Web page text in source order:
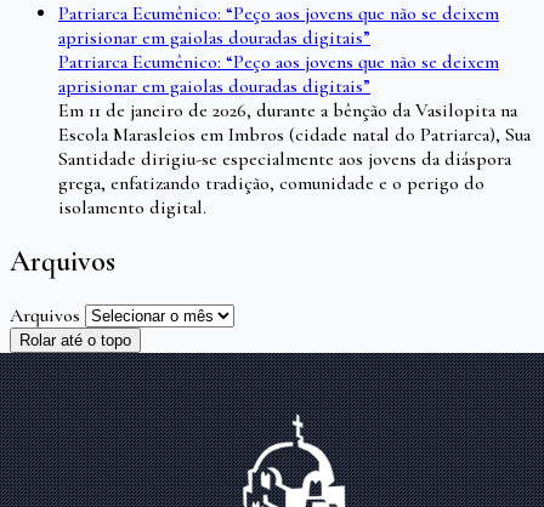
Patriarca Ecumênico: “Peço aos jovens que não se deixem
aprisionar em gaiolas douradas digitais”
Patriarca Ecumênico: “Peço aos jovens que não se deixem
aprisionar em gaiolas douradas digitais”
Em 11 de janeiro de 2026, durante a bênção da Vasilopita na
Escola Marasleios em Imbros (cidade natal do Patriarca), Sua
Santidade dirigiu-se especialmente aos jovens da diáspora
grega, enfatizando tradição, comunidade e o perigo do
isolamento digital.
Arquivos
Arquivos
Rolar até o topo